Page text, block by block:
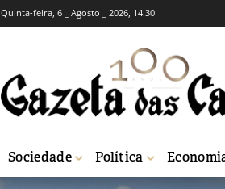
Quinta-feira, 6 _ Agosto _ 2026, 14:30
Sociedade Política